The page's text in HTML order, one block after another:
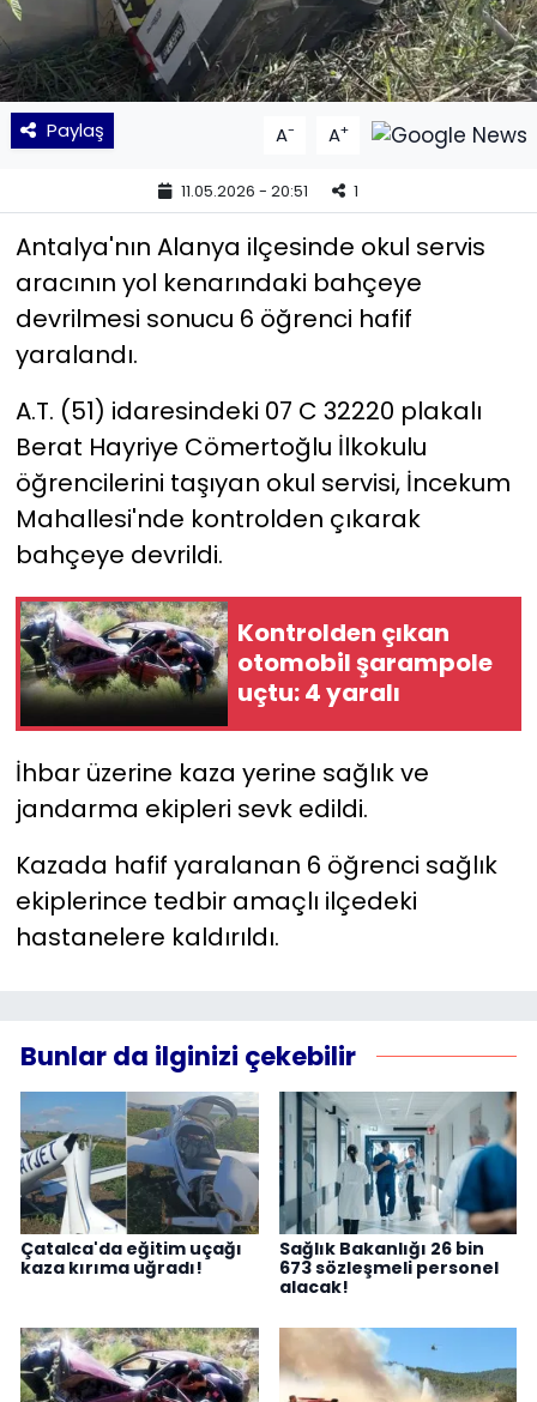
Paylaş A- A+
11.05.2026 - 20:51 1
Antalya'nın Alanya ilçesinde okul servis
aracının yol kenarındaki bahçeye
devrilmesi sonucu 6 öğrenci hafif
yaralandı.
A.T. (51) idaresindeki 07 C 32220 plakalı
Berat Hayriye Cömertoğlu İlkokulu
öğrencilerini taşıyan okul servisi, İncekum
Mahallesi'nde kontrolden çıkarak
bahçeye devrildi.
Kontrolden çıkan
otomobil şarampole
uçtu: 4 yaralı
İhbar üzerine kaza yerine sağlık ve
jandarma ekipleri sevk edildi.
Kazada hafif yaralanan 6 öğrenci sağlık
ekiplerince tedbir amaçlı ilçedeki
hastanelere kaldırıldı.
Bunlar da ilginizi çekebilir
Çatalca'da eğitim uçağı
kaza kırıma uğradı!
Sağlık Bakanlığı 26 bin
673 sözleşmeli personel
alacak!
SAĞLIK
Siyaset
SPOR
TEKNOLOJİ
Yaşam
YEREL POLİTİKA
Yurt